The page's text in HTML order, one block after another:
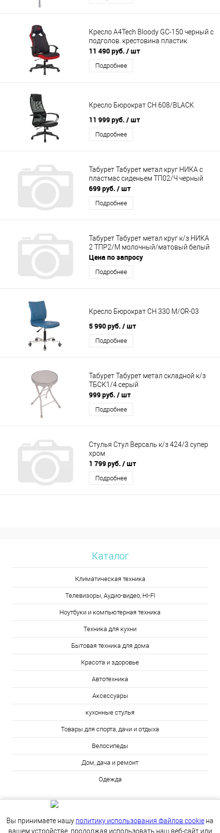
Кресло A4Tech Bloody GC-150 черный с
подголов. крестовина пластик
11 490 руб. / шт
Подробнее
Кресло Бюрократ CH 608/BLACK
11 999 руб. / шт
Подробнее
Табурет Табурет метал круг НИКА с
пластмас сиденьем ТП02/Ч черный
699 руб. / шт
Подробнее
Табурет Табурет метал круг к/з НИКА
2 ТПР2/М молочный/матовый белый
Цена по запросу
Подробнее
Кресло Бюрократ CH 330 M/OR-03
5 990 руб. / шт
Подробнее
Табурет Табурет метал складной к/з
ТБСК1/4 серый
999 руб. / шт
Подробнее
Стулья Стул Версаль к/з 424/3 супер
хром
1 799 руб. / шт
Подробнее
Каталог
Климатическая техника
Телевизоры, Аудио-видео, HI-FI
Ноутбуки и компьютерная техника
Техника для кухни
Бытовая техника для дома
Красота и здоровье
Автотехника
Аксессуары
кухонные стулья
Товары для спорта, дачи и отдыха
Велосипеды
Дом, дача и ремонт
Одежда
Вы принимаете нашу политику использования файлов cookie на
вашем устройстве, продолжая использовать наш веб-сайт или